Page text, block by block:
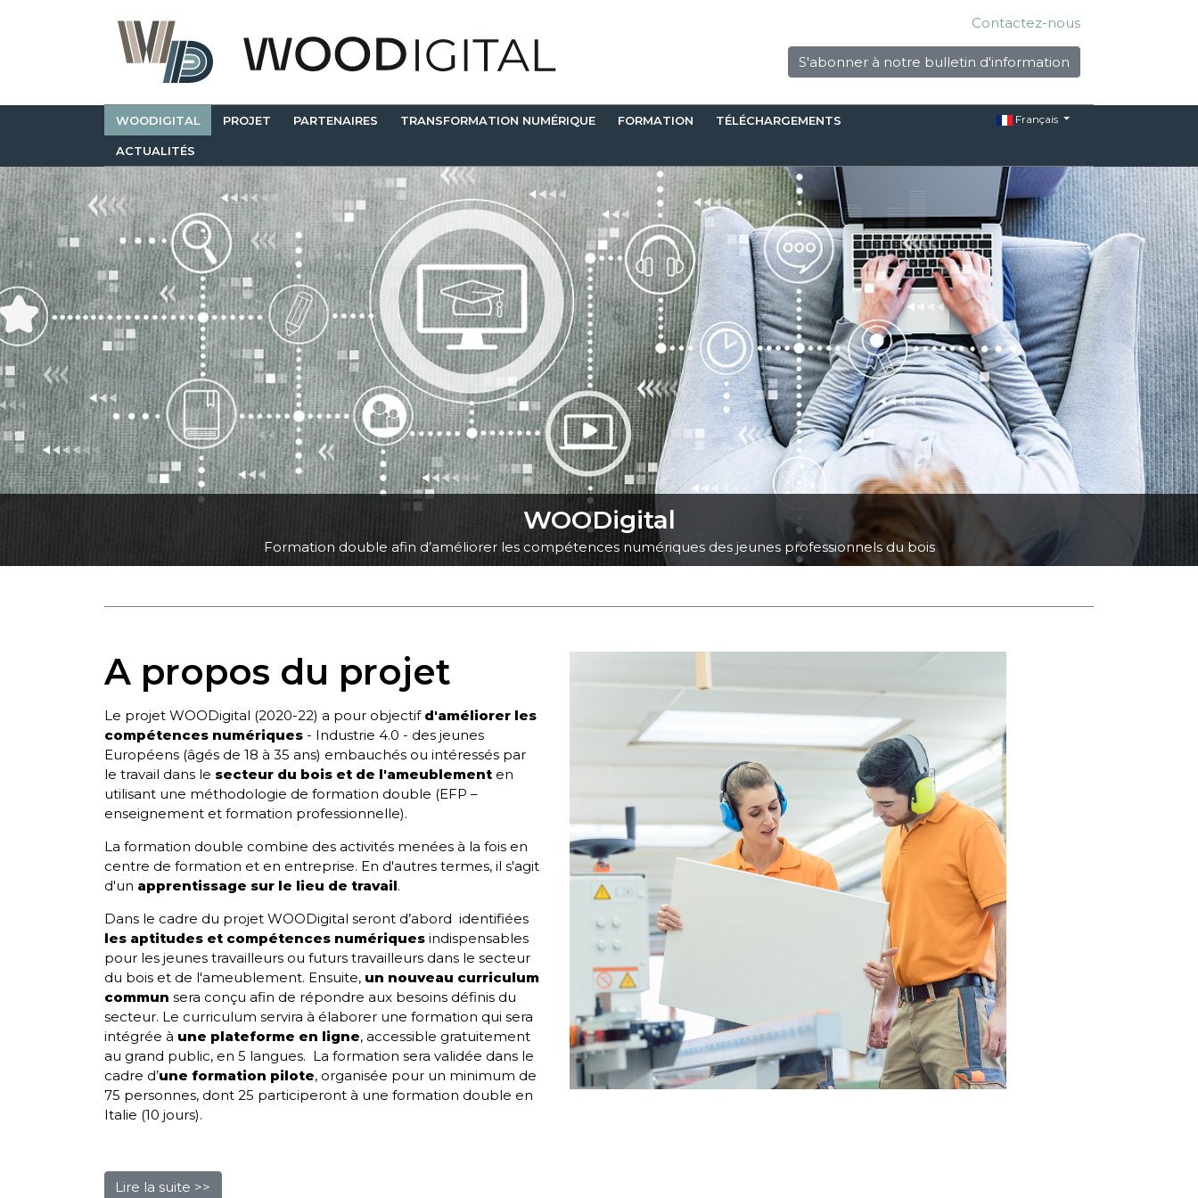
Contactez-nous
S'abonner à notre bulletin d'information
WOODIGITAL PROJET PARTENAIRES TRANSFORMATION NUMÉRIQUE FORMATION TÉLÉCHARGEMENTS
ACTUALITÉS
Français
WOODigital
Formation double afin d’améliorer les compétences numériques des jeunes professionnels du bois
A propos du projet
Le projet WOODigital (2020-22) a pour objectif d'améliorer les
compétences numériques - Industrie 4.0 - des jeunes
Européens (âgés de 18 à 35 ans) embauchés ou intéressés par
le travail dans le secteur du bois et de l'ameublement en
utilisant une méthodologie de formation double (EFP –
enseignement et formation professionnelle).
La formation double combine des activités menées à la fois en
centre de formation et en entreprise. En d'autres termes, il s'agit
d'un apprentissage sur le lieu de travail.
Dans le cadre du projet WOODigital seront d’abord identifiées
les aptitudes et compétences numériques indispensables
pour les jeunes travailleurs ou futurs travailleurs dans le secteur
du bois et de l'ameublement. Ensuite, un nouveau curriculum
commun sera conçu afin de répondre aux besoins définis du
secteur. Le curriculum servira à élaborer une formation qui sera
intégrée à une plateforme en ligne, accessible gratuitement
au grand public, en 5 langues. La formation sera validée dans le
cadre d’une formation pilote, organisée pour un minimum de
75 personnes, dont 25 participeront à une formation double en
Italie (10 jours).
Lire la suite >>